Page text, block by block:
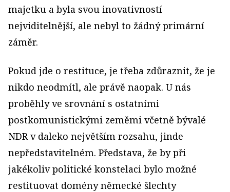
majetku a byla svou inovativností
nejviditelnější, ale nebyl to žádný primární
záměr.
Pokud jde o restituce, je třeba zdůraznit, že je
nikdo neodmítl, ale právě naopak. U nás
proběhly ve srovnání s ostatními
postkomunistickými zeměmi včetně bývalé
NDR v daleko největším rozsahu, jinde
nepředstavitelném. Představa, že by při
jakékoliv politické konstelaci bylo možné
restituovat domény německé šlechty